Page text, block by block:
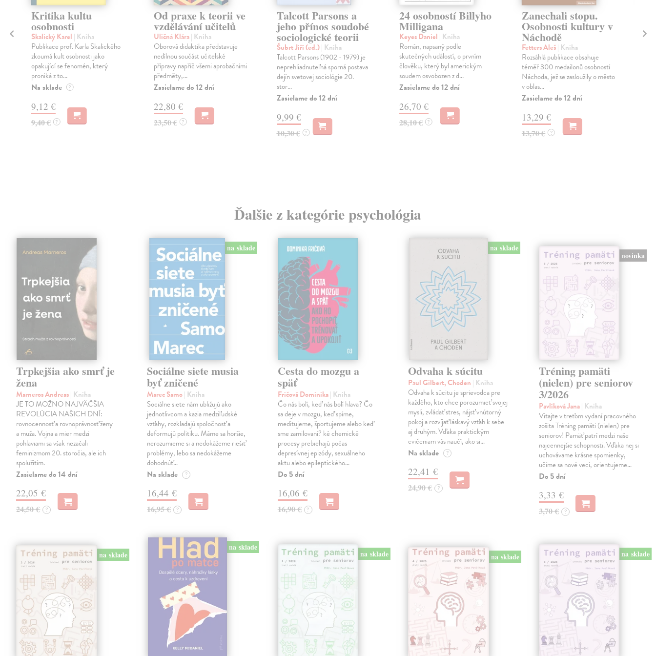
Kritika kultu
osobnosti
Skalický Karel | Kniha
Publikace prof. Karla Skalického
zkoumá kult osobnosti jako
opakující se fenomén, který
proniká z to...
Na sklade ?
9,12 €
9,40 € ?
Od praxe k teorii ve
vzdělávání učitelů
Uličná Klára| Kniha
Oborová didaktika představuje
nedílnou součást učitelské
přípravy napříč všemi aprobačními
předměty,...
Zasielame do 12 dní
22,80 €
23,50 € ?
Talcott Parsons a
jeho přínos soudobé
sociologické teorii
Šubrt Jiří (ed.)| Kniha
Talcott Parsons (1902 - 1979) je
neprehliadnuteľná sporná postava
dejín svetovej sociológie 20.
stor...
Zasielame do 12 dní
9,99 €
10,30 € ?
24 osobností Billyho
Milligana
Keyes Daniel | Kniha
Román, napsaný podle
skutečných událostí, o prvním
člověku, který byl americkým
soudem osvobozen z d...
Zasielame do 12 dní
26,70 €
28,10 € ?
Zanechali stopu.
Osobnosti kultury v
Náchodě
Fetters Aleš| Kniha
Rozsáhlá publikace obsahuje
téměř 300 medailonů osobností
Náchoda, jež se zasloužily o město
v oblas...
Zasielame do 12 dní
13,29 €
13,70 € ?
Ďalšie z kategórie psychológia
Trpkejšia ako smrť je
žena
Marneros Andreas| Kniha
JE TO MOŽNO NAJVÄČŠIA
REVOLÚCIA NAŠICH DNÍ:
rovnocennosť a rovnoprávnosť ženy
a muža. Vojna a mier medzi
pohlaviami sa však nezačali
feminizmom 20. storočia, ale ich
spolužitím.
Zasielame do 14 dní
22,05 €
24,50 € ?
na sklade
Sociálne siete musia
byť zničené
Marec Samo| Kniha
Sociálne siete nám ubližujú ako
jednotlivcom a kazia medziľudské
vzťahy, rozkladajú spoločnosť a
deformujú politiku. Máme sa horšie,
nerozumieme si a nedokážeme riešiť
problémy, lebo sa nedokážeme
dohodnúť…
Na sklade ?
16,44 €
16,95 € ?
Cesta do mozgu a
späť
Fričová Dominika| Kniha
Čo nás bolí, keď nás bolí hlava? Čo
sa deje v mozgu, keď spíme,
meditujeme, športujeme alebo keď
sme zamilovaní? ké chemické
procesy prebiehajú počas
depresívnej epizódy, sexuálneho
aktu alebo epileptického…
Do 5 dní
16,06 €
16,90 € ?
na sklade
Odvaha k súcitu
Paul Gilbert, Choden | Kniha
Odvaha k súcitu je sprievodca pre
každého, kto chce porozumieť svojej
mysli, zvládať stres, nájsť vnútorný
pokoj a rozvíjať láskavý vzťah k sebe
aj druhým. Vďaka praktickým
cvičeniam vás naučí, ako si…
Na sklade ?
22,41 €
24,90 € ?
novinka
Tréning pamäti
(nielen) pre seniorov
3/2026
Pavlíková Jana| Kniha
Vitajte v treťom vydaní pracovného
zošita Tréning pamäti (nielen) pre
seniorov! Pamäť patrí medzi naše
najcennejšie schopnosti. Vďaka nej si
uchovávame krásne spomienky,
učíme sa nové veci, orientujeme…
Do 5 dní
3,33 €
3,70 € ?
na sklade
na sklade
na sklade na sklade na sklade